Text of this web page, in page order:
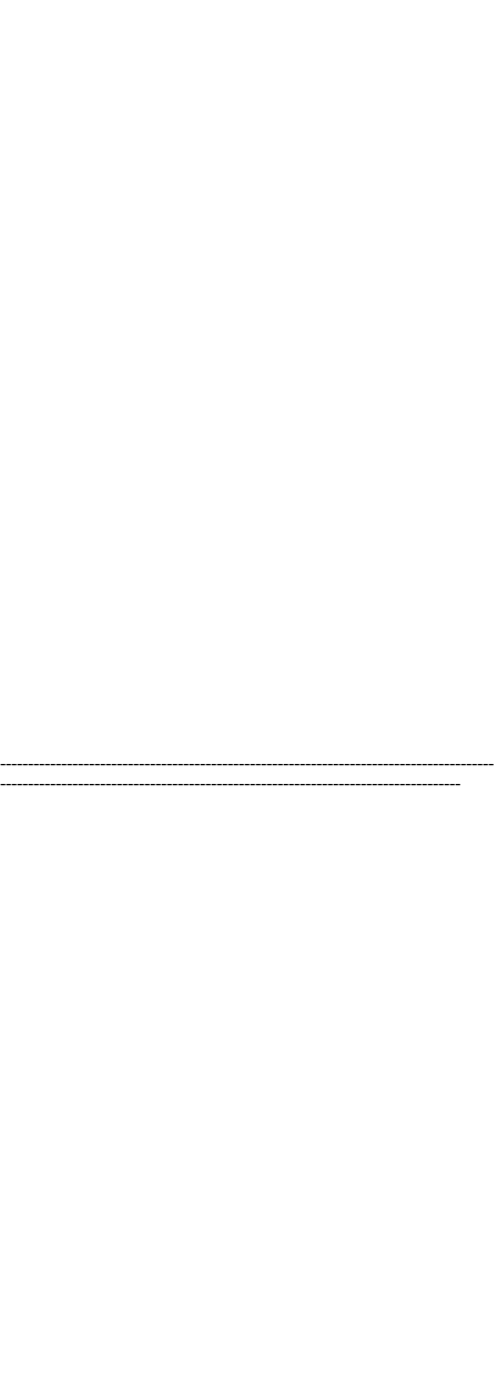
-----------------------------------------------------------------------------------------
-----------------------------------------------------------------------------------